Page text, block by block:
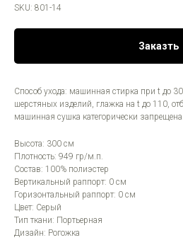
SKU: 801-14
Заказть
Способ ухода: машинная стирка при t до
шерстяных изделий, глажка на t до 110,
машинная сушка категорически
Высота: 300 см
Плотность: 949 гр/м.п.
Состав: 100% полиэстер
Вертикальный раппорт: 0 см
Горизонтальный раппорт: 0 см
Цвет: Серый
Тип ткани: Портьерная
Дизайн: Рогожка